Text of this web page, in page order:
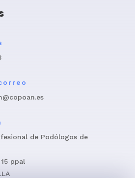
de Podólogos de
ppal